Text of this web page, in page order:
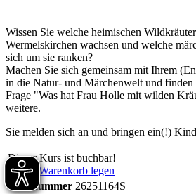
Wissen Sie welche heimischen
Wermelskirchen wachsen und welche
sich um sie ranken?
Machen Sie sich gemeinsam mit Ihrem
in die Natur- und Märchenwelt und
Frage "Was hat Frau Holle mit wilden
weitere.
Sie melden sich an und bringen ein(!)
Dieser Kurs ist buchbar!
In den Warenkorb legen
Kursnummer 26251164S